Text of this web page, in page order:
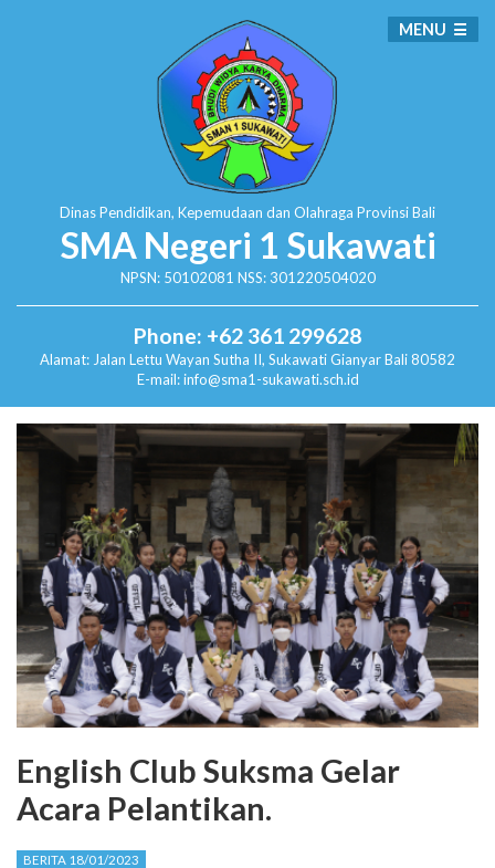
Dinas Pendidikan, Kepemudaan dan Olahraga Provinsi Bali
SMA Negeri 1 Sukawati
NPSN: 50102081 NSS: 301220504020
Phone: +62 361 299628
Alamat: Jalan Lettu Wayan Sutha II, SukawatiGianyar Bali 80582
E-mail: info@sma1-sukawati.sch.id
MENU
English Club Suksma Gelar
Acara Pelantikan.
BERITA 18/01/2023